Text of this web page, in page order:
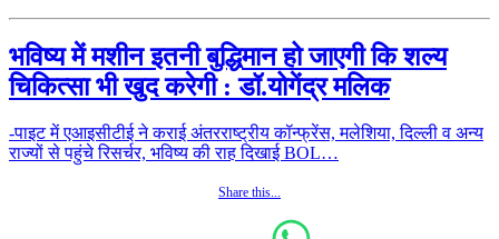
भविष्‍य में मशीन इतनी बुद्धिमान हो जाएगी कि शल्‍य
चिकित्‍सा भी खुद करेगी : डॉ.योगेंद्र मलिक
-पाइट में एआइसीटीई ने कराई अंतरराष्‍ट्रीय कॉन्‍फ्रेंस, मलेशिया, दिल्‍ली व अन्‍य
राज्‍यों से पहुंचे रिसर्चर, भविष्‍य की राह दिखाई BOL…
Share this...